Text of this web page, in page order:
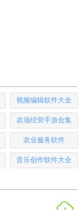
视频编辑软件大全
农场经营手游合集
农业服务软件
音乐创作软件大全